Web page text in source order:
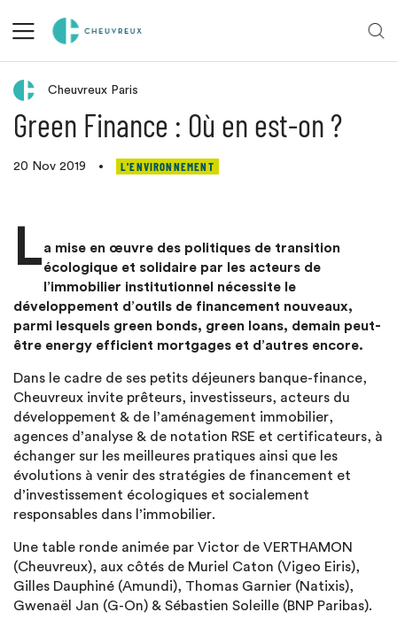
Les nouveaux modes de financement de l'immobilier
Cheuvreux Paris
Green Finance : Où en est-on ?
20 Nov 2019 • L'ENVIRONNEMENT
La mise en œuvre des politiques de transition
écologique et solidaire par les acteurs de
l’immobilier institutionnel nécessite le
développement d’outils de financement nouveaux,
parmi lesquels green bonds, green loans, demain peut-
être energy efficient mortgages et d’autres encore.
Dans le cadre de ses petits déjeuners banque-finance,
Cheuvreux invite prêteurs, investisseurs, acteurs du
développement & de l’aménagement immobilier,
agences d’analyse & de notation RSE et certificateurs, à
échanger sur les meilleures pratiques ainsi que les
évolutions à venir des stratégies de financement et
d’investissement écologiques et socialement
responsables dans l’immobilier.
Une table ronde animée par Victor de VERTHAMON
(Cheuvreux), aux côtés de Muriel Caton (Vigeo Eiris),
Gilles Dauphiné (Amundi), Thomas Garnier (Natixis),
Gwenaël Jan (G-On) & Sébastien Soleille (BNP Paribas).